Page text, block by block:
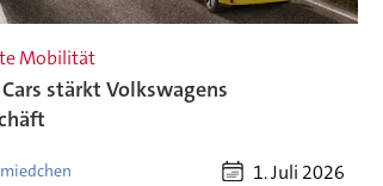
Mobilität
stärkt Volkswagens
1. Juli 2026